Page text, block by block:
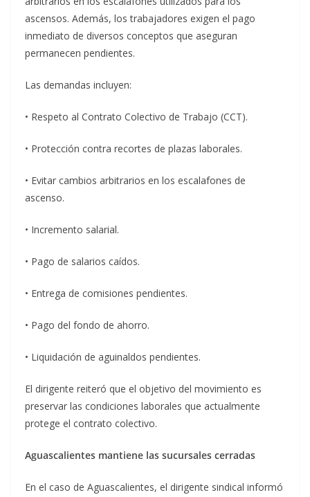
ascensos. Además, los trabajadores exigen el pago
inmediato de diversos conceptos que aseguran
permanecen pendientes.
Las demandas incluyen:
• Respeto al Contrato Colectivo de Trabajo (CCT).
• Protección contra recortes de plazas laborales.
• Evitar cambios arbitrarios en los escalafones de
ascenso.
• Incremento salarial.
• Pago de salarios caídos.
• Entrega de comisiones pendientes.
• Pago del fondo de ahorro.
• Liquidación de aguinaldos pendientes.
El dirigente reiteró que el objetivo del movimiento es
preservar las condiciones laborales que actualmente
protege el contrato colectivo.
Aguascalientes mantiene las sucursales cerradas
En el caso de Aguascalientes, el dirigente sindical informó